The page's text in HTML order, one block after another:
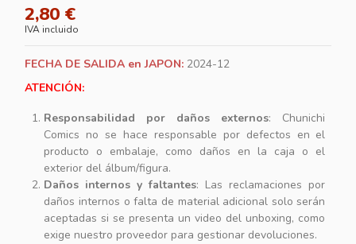
2,80 €
IVA incluido
FECHA DE SALIDA en JAPON: 2024-12
ATENCIÓN:
Responsabilidad por daños externos: Chunichi
Comics no se hace responsable por defectos en el
producto o embalaje, como daños en la caja o el
exterior del álbum/figura.
Daños internos y faltantes: Las reclamaciones por
daños internos o falta de material adicional solo serán
aceptadas si se presenta un video del unboxing, como
exige nuestro proveedor para gestionar devoluciones.